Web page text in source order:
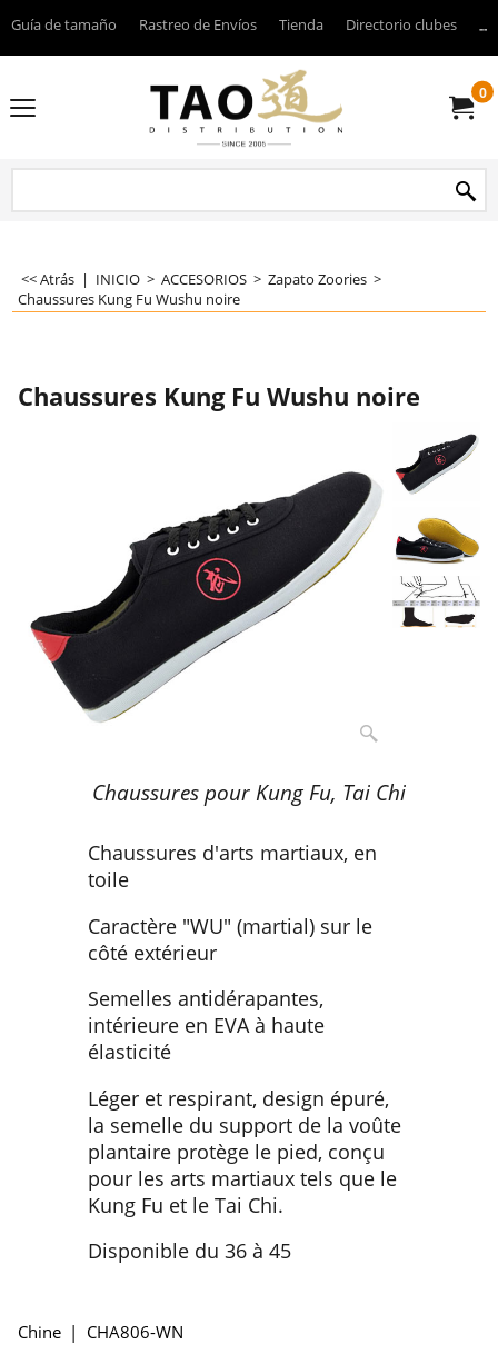
Guía de tamaño Rastreo de Envíos Tienda Directorio clubes
0
<< Atrás | INICIO > ACCESORIOS > Zapato Zoories >
Chaussures Kung Fu Wushu noire
Chaussures Kung Fu Wushu noire
Chaussures pour Kung Fu, Tai Chi
Chaussures d'arts martiaux, en
toile
Caractère "WU" (martial) sur le
côté extérieur
Semelles antidérapantes,
intérieure en EVA à haute
élasticité
Léger et respirant, design épuré,
la semelle du support de la voûte
plantaire protège le pied, conçu
pour les arts martiaux tels que le
Kung Fu et le Tai Chi.
Disponible du 36 à 45
Chine CHA806-WN